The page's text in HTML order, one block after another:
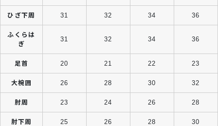
ひざ下周 31 32 34 36
ふくらは
ぎ
31 32 34 36
足首 20 21 22 23
大椀囲 26 28 30 32
肘周 23 24 26 28
肘下周 25 26 28 30